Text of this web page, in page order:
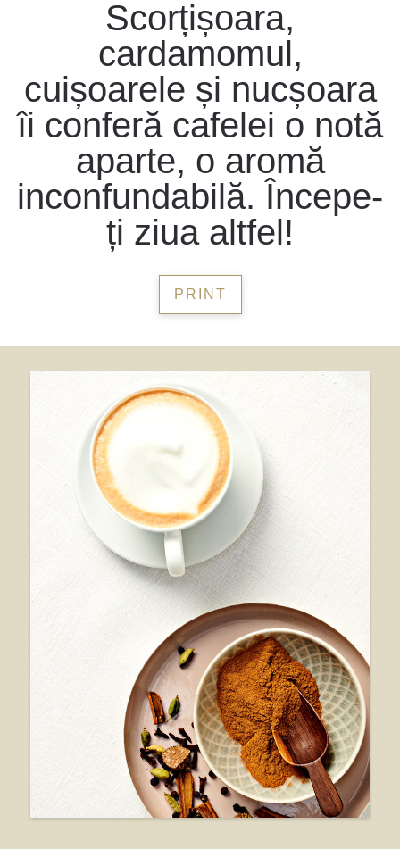
Scorțișoara,
cardamomul,
cuișoarele și nucșoara
îi conferă cafelei o notă
aparte, o aromă
inconfundabilă. Începe-
ți ziua altfel!
PRINT